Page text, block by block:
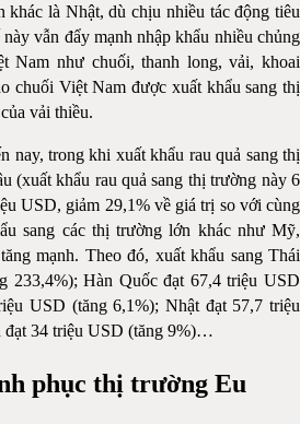
là Nhật, dù chịu nhiều tác động tiêu
vẫn đẩy mạnh nhập khẩu nhiều chủng
Nam như chuối, thanh long, vải, khoai
chuối Việt Nam được xuất khẩu sang thị
vải thiều.
nay, trong khi xuất khẩu rau quả sang thị
(xuất khẩu rau quả sang thị trường này 6
USD, giảm 29,1% về giá trị so với cùng
sang các thị trường lớn khác như Mỹ,
mạnh. Theo đó, xuất khẩu sang Thái
233,4%); Hàn Quốc đạt 67,4 triệu USD
USD (tăng 6,1%); Nhật đạt 57,7 triệu
đạt 34 triệu USD (tăng 9%)…
phục thị trường Eu